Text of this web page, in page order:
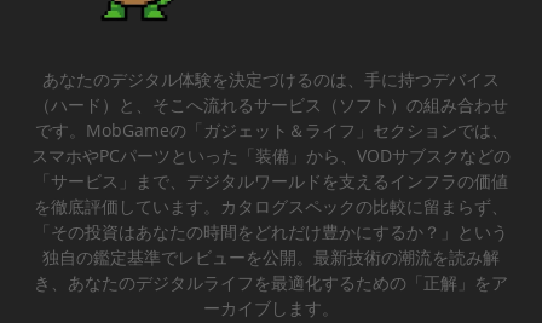
あなたのデジタル体験を決定づけるのは、手に持つデバイス
（ハード）と、そこへ流れるサービス（ソフト）の組み合わせ
です。MobGameの「ガジェット＆ライフ」セクションでは、
スマホやPCパーツといった「装備」から、VODサブスクなどの
「サービス」まで、デジタルワールドを支えるインフラの価値
を徹底評価しています。カタログスペックの比較に留まらず、
「その投資はあなたの時間をどれだけ豊かにするか？」という
独自の鑑定基準でレビューを公開。最新技術の潮流を読み解
き、あなたのデジタルライフを最適化するための「正解」をア
ーカイブします。